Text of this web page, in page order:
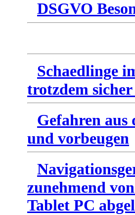
DSGVO
Schaedlinge
trotzdem
Gefahren
und vorbeugen
zunehmend
Tablet PC